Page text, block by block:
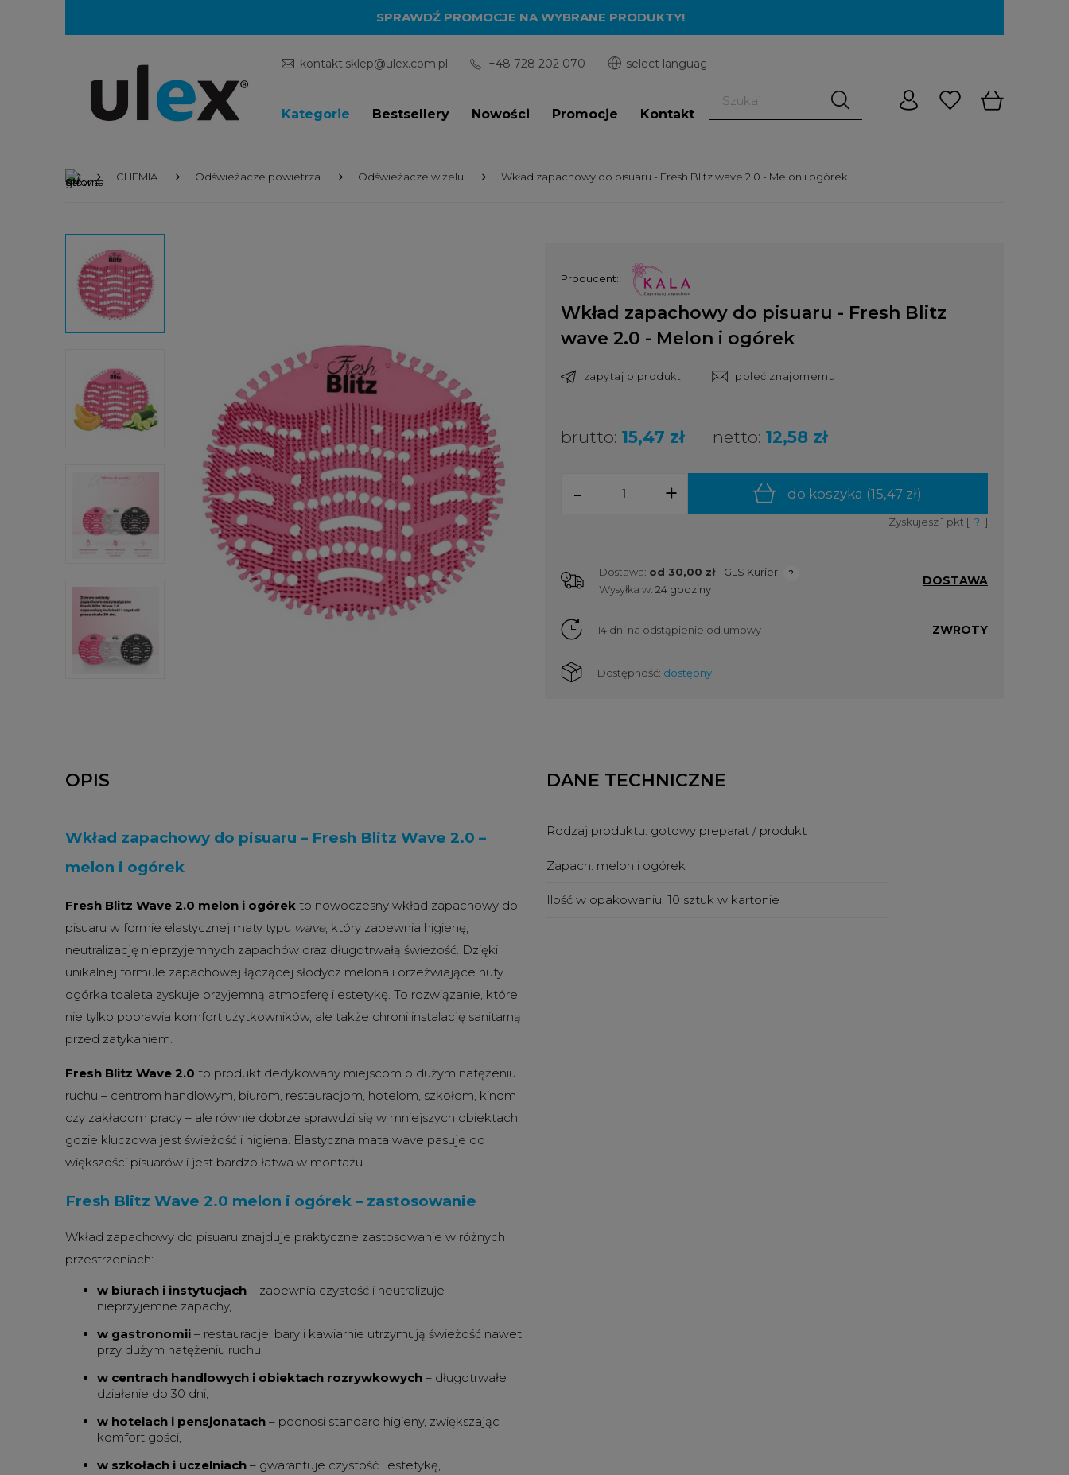
SPRAWDŹ PROMOCJE NA WYBRANE PRODUKTY!
kontakt.sklep@ulex.com.pl +48 728 202 070
Kategorie Bestsellery Nowości Promocje Kontakt
CHEMIA Odświeżacze powietrza Odświeżacze w żelu Wkład zapachowy do pisuaru - Fresh Blitz wave 2.0 - Melon i ogórek
Producent:
Wkład zapachowy do pisuaru - Fresh Blitz
wave 2.0 - Melon i ogórek
zapytaj o produkt poleć znajomemu
brutto: 15,47 zł netto: 12,58 zł
+
- do koszyka (15,47 zł)
Zyskujesz1 pkt [ ? ]
Dostawa: od 30,00 zł - GLS Kurier
kosztów płatności
Wysyłka w: 24 godziny
DOSTAWA
14 dni na odstąpienie od umowy ZWROTY
Dostępność: dostępny
OPIS
Wkład zapachowy do pisuaru – Fresh Blitz Wave 2.0 –
melon i ogórek
Fresh Blitz Wave 2.0 melon i ogórek to nowoczesny wkład zapachowy do
pisuaru w formie elastycznej maty typu wave, który zapewnia higienę,
neutralizację nieprzyjemnych zapachów oraz długotrwałą świeżość. Dzięki
unikalnej formule zapachowej łączącej słodycz melona i orzeźwiające nuty
ogórka toaleta zyskuje przyjemną atmosferę i estetykę. To rozwiązanie, które
nie tylko poprawia komfort użytkowników, ale także chroni instalację sanitarną
przed zatykaniem.
Fresh Blitz Wave 2.0 to produkt dedykowany miejscom o dużym natężeniu
ruchu – centrom handlowym, biurom, restauracjom, hotelom, szkołom, kinom
czy zakładom pracy – ale równie dobrze sprawdzi się w mniejszych obiektach,
gdzie kluczowa jest świeżość i higiena. Elastyczna mata wave pasuje do
większości pisuarów i jest bardzo łatwa w montażu.
Fresh Blitz Wave 2.0 melon i ogórek – zastosowanie
Wkład zapachowy do pisuaru znajduje praktyczne zastosowanie w różnych
przestrzeniach:
w biurach i instytucjach – zapewnia czystość i neutralizuje
nieprzyjemne zapachy,
w gastronomii – restauracje, bary i kawiarnie utrzymują świeżość nawet
przy dużym natężeniu ruchu,
w centrach handlowych i obiektach rozrywkowych – długotrwałe
działanie do 30 dni,
w hotelach i pensjonatach – podnosi standard higieny, zwiększając
komfort gości,
w szkołach i uczelniach – gwarantuje czystość i estetykę,
DANE TECHNICZNE
Rodzaj produktu: gotowy preparat / produkt
Zapach: melon i ogórek
Ilość w opakowaniu: 10 sztuk w kartonie